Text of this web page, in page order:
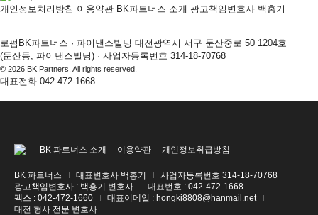
개인정보처리방침 이용약관 BK파트너스 소개 광고책임변호사 백홍기
로펌BK파트너스 · 파이낸스빌딩 대전광역시 서구 둔산중로 50 1204호
(둔산동, 파이낸스빌딩) · 사업자등록번호 314-18-70768
© 2026 BK Partners. All rights reserved.
대표전화 042-472-1668
BK 파트너스 소개 이용약관 개인정보취급방침
BK 파트너스 대표변호사 백홍기 사업자등록번호 314-18-70768
광고책임변호사 : 백홍기 변호사 대표번호 : 042-472-1668
팩스 : 042-472-1660 대표이메일 : hongki8808@hanmail.net
대전 형사 전문 변호사